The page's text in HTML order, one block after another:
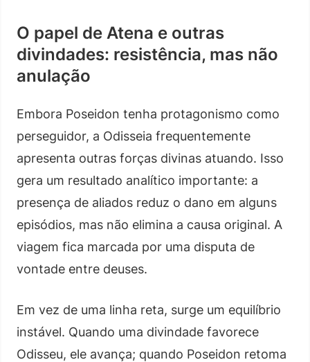
O papel de Atena e outras
divindades: resistência, mas não
anulação
Embora Poseidon tenha protagonismo como
perseguidor, a Odisseia frequentemente
apresenta outras forças divinas atuando. Isso
gera um resultado analítico importante: a
presença de aliados reduz o dano em alguns
episódios, mas não elimina a causa original. A
viagem fica marcada por uma disputa de
vontade entre deuses.
Em vez de uma linha reta, surge um equilíbrio
instável. Quando uma divindade favorece
Odisseu, ele avança; quando Poseidon retoma